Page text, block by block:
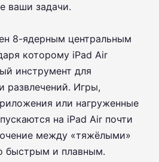
ваши задачи.
8-ядерным центральным
которому iPad Air
инструмент для
развлечений. Игры,
или нагруженные
на iPad Air почти
между «тяжёлыми»
быстрым и плавным.